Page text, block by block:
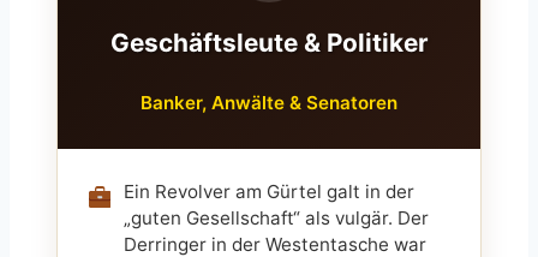
Geschäftsleute & Politiker
Banker, Anwälte & Senatoren
Ein Revolver am Gürtel galt in der
„guten Gesellschaft“ als vulgär. Der
Derringer in der Westentasche war